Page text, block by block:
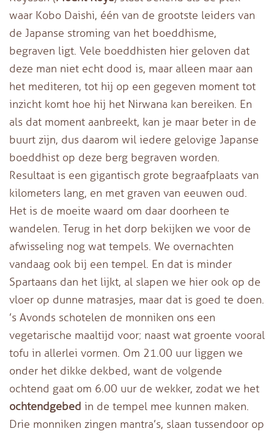
waar Kobo Daishi, één van de grootste leiders van
de Japanse stroming van het boeddhisme,
begraven ligt. Vele boeddhisten hier geloven dat
deze man niet echt dood is, maar alleen maar aan
het mediteren, tot hij op een gegeven moment tot
inzicht komt hoe hij het Nirwana kan bereiken. En
als dat moment aanbreekt, kan je maar beter in de
buurt zijn, dus daarom wil iedere gelovige Japanse
boeddhist op deze berg begraven worden.
Resultaat is een gigantisch grote begraafplaats van
kilometers lang, en met graven van eeuwen oud.
Het is de moeite waard om daar doorheen te
wandelen. Terug in het dorp bekijken we voor de
afwisseling nog wat tempels. We overnachten
vandaag ook bij een tempel. En dat is minder
Spartaans dan het lijkt, al slapen we hier ook op de
vloer op dunne matrasjes, maar dat is goed te doen.
’s Avonds schotelen de monniken ons een
vegetarische maaltijd voor; naast wat groente vooral
tofu in allerlei vormen. Om 21.00 uur liggen we
onder het dikke dekbed, want de volgende
ochtend gaat om 6.00 uur de wekker, zodat we het
ochtendgebed in de tempel mee kunnen maken.
Drie monniken zingen mantra’s, slaan tussendoor op